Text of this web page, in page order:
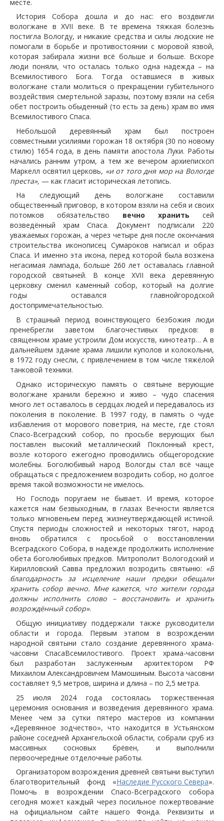
месте.
История Собора дошла и до нас: его воздвигли
вологжане в XVII веке. В те времена тяжкая болезнь
постигла Вологду, и никакие средства и силы людские не
помогали в борьбе и противостоянии с моровой язвой,
которая забирала жизни всё больше и больше. Вскоре
люди поняли, что осталась только одна надежда – на
Всемилостивого Бога. Тогда оставшиеся в живых
вологжане стали молиться о прекращении губительного
воздействия смертельной заразы, поэтому взяли на себя
обет построить обыденный (то есть за день) храм во имя
Всемилостивого Спаса.
Небольшой деревянный храм был построен
совместными усилиями горожан 18 октября (30 по новому
стилю) 1654 года, в день памяти апостола Луки. Работы
начались ранним утром, а тем же вечером архиепископ
Маркелл освятил церковь, «и от того дня мор на Вологде
преста», — как гласит историческая летопись.
На следующий день вологжане составили
общественный приговор, в котором взяли на себя и своих
потомков обязательство вечно хранить сей
возведённый храм Спаса. Документ подписали 220
уважаемых горожан, а через четыре дня после окончания
строительства иконописец Сумароков написал и образ
Спаса. И именно эта икона, перед которой была возжена
негасимая лампада, больше 260 лет оставалась главной
городской святыней. В конце XVII века деревянную
церковку сменил каменный собор, который на долгие
годы оставался главнойгородской
достопримечательностью.
В страшный период воинствующего безбожия люди
пренебрегли заветом благочестивых предков: в
священном храме устроили Дом искусств, кинотеатр… А в
дальнейшем здание храма лишили куполов и колокольни,
в 1972 году снесли, с привлечением в том числе тяжёлой
танковой техники.
Однако историческую память о святыне верующие
вологжане хранили бережно и живо – чудо спасения
много лет оставалось в сердцах людей и передавалось из
поколения в поколение. В 1997 году, в память о чуде
избавления от морового поветрия, на месте, где стоял
Спасо-Всеградский собор, по просьбе верующих был
поставлен высокий металлический Поклонный крест,
возле которого ежегодно проводились общегородские
молебны. Боголюбивый народ Вологды стал всё чаще
обращаться с предложением возродить собор, но долгое
время такой возможности не имелось.
Но Господь поругаем не бывает. И время, которое
кажется нам безвыходным, в глазах Вечности является
только мгновеньем перед жизнеутверждающей истиной.
Спустя периоды сложностей и некоторых тягот, народ
вновь обратился с просьбой о восстановлении
Всеградского Собора, в надежде продолжить исполнение
обета боголюбивых предков. Митрополит Вологодский и
Кирилловский Савва предложил возродить святыню: «В
благодарность за исцеление наши предки обещали
хранить собор вечно. Мне кажется, что жители города
должны исполнить слово – восстановить и хранить
возрождённый собор».
Общую инициативу поддержали также руководители
области и города. Первым этапом в возрождении
народной святыни стало создание деревянного храма-
часовни СпасаВсемилостивого. Проект храма-часовни
был разработан заслуженным архитектором РФ
Михаилом Александровичем Мамошиным. Высота часовни
составляет 9,5 метров, ширина и длина – по 2,5 метра.
25 июля 2024 года состоялась торжественная
церемония основания и возведения деревянного храма.
Менее чем за сутки пятеро мастеров из компании
«Деревянное зодчество», что находится в Устьянском
районе соседней Архангельской области, собрали сруб из
массивных сосновых брёвен, и выполнили
первоочередные отделочные работы.
Организатором возрождения древней святыни выступил
благотворительный фонд «Наследие Русского Севера».
Помочь в возрождении Спасо-Всеградского собора
сегодня может каждый через посильное пожертвование
на официальном сайте нашего Фонда. Реквизиты и